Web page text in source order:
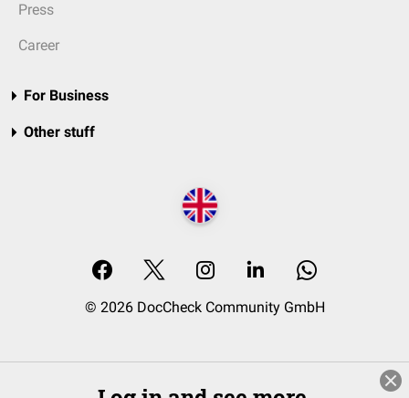
Press
Career
For Business
Other stuff
© 2026 DocCheck Community GmbH